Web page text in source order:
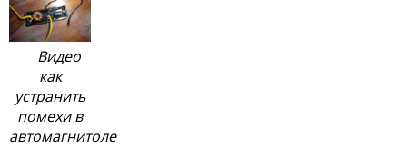
Видео
как
устранить
помехи в
автомагнитоле